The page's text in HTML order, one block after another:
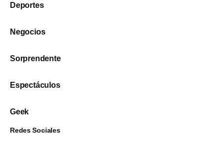
Deportes
Negocios
Sorprendente
Espectáculos
Geek
Redes Sociales